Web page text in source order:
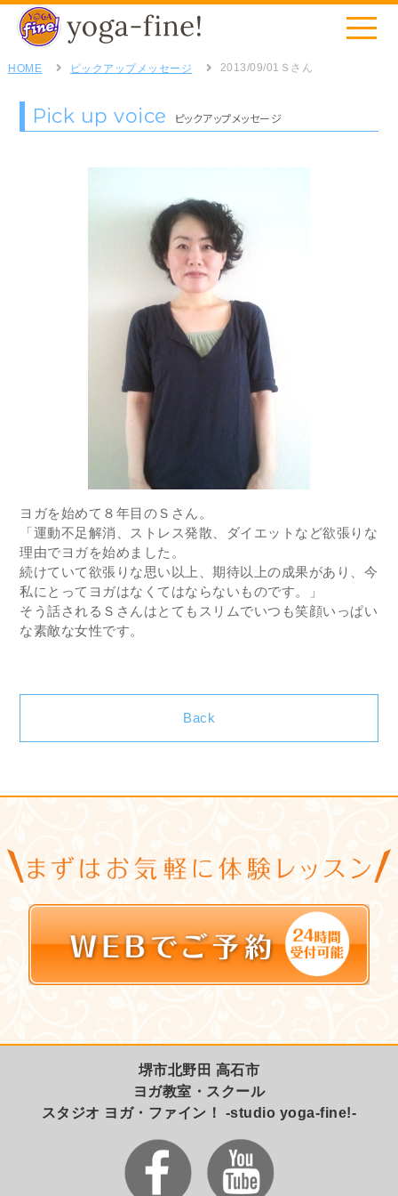
HOME ピックアップメッセージ 2013/09/01 Ｓさん
Pick up voice ピックアップメッセージ
ヨガを始めて８年目のＳさん。
「運動不足解消、ストレス発散、ダイエットなど欲張りな
理由でヨガを始めました。
続けていて欲張りな思い以上、期待以上の成果があり、今
私にとってヨガはなくてはならないものです。」
そう話されるＳさんはとてもスリムでいつも笑顔いっぱい
な素敵な女性です。
Back
堺市北野田 高石市
ヨガ教室・スクール
スタジオ ヨガ・ファイン！ -studio yoga-fine!-